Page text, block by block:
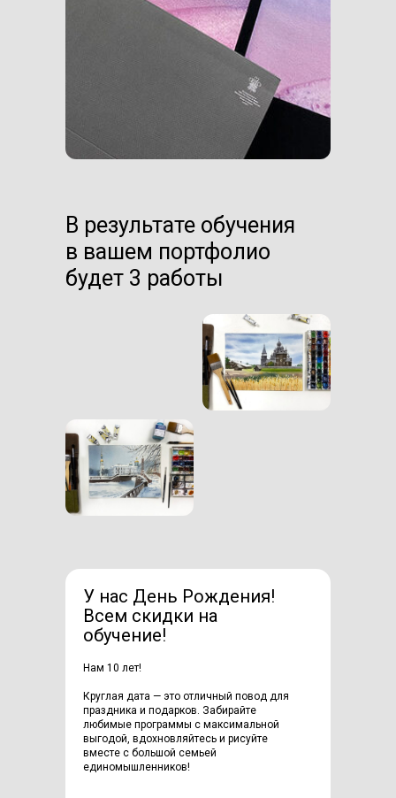
В результате обучения
в вашем портфолио
будет 3 работы
Нам 10 лет!
Круглая дата — это отличный повод для
праздника и подарков. Забирайте
любимые программы с максимальной
выгодой, вдохновляйтесь и рисуйте
вместе с большой семьей
единомышленников!
У нас День Рождения!
Всем скидки на
обучение!